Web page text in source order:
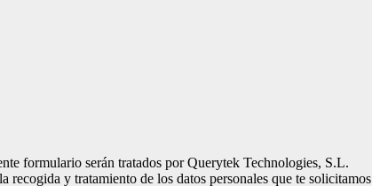
formulario serán tratados por Querytek Technologies, S.L.
y tratamiento de los datos personales que te solicitamos